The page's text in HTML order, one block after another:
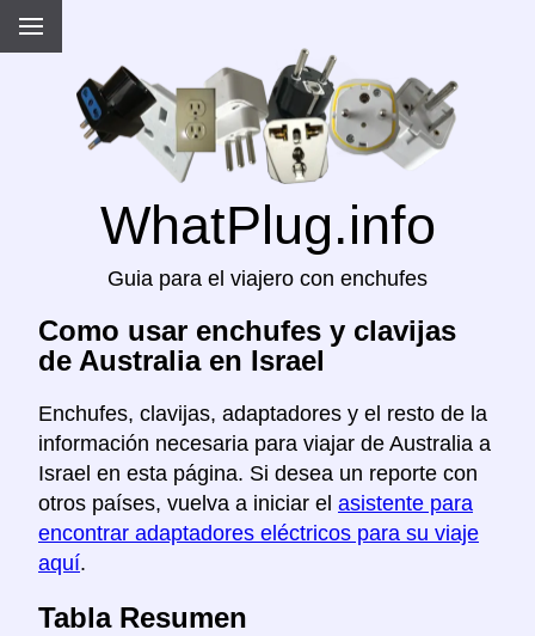
WhatPlug.info
Guia para el viajero con enchufes
Como usar enchufes y clavijas
de Australia en Israel
Enchufes, clavijas, adaptadores y el resto de la
información necesaria para viajar de Australia a
Israel en esta página. Si desea un reporte con
otros países, vuelva a iniciar el asistente para
encontrar adaptadores eléctricos para su viaje
aquí.
Tabla Resumen